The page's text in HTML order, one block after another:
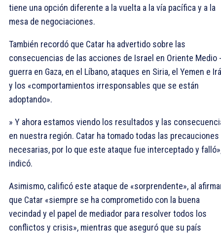
tiene una opción diferente a la vuelta a la vía pacífica y a la
mesa de negociaciones.
También recordó que Catar ha advertido sobre las
consecuencias de las acciones de Israel en Oriente Medio
guerra en Gaza, en el Líbano, ataques en Siria, el Yemen e
y los «comportamientos irresponsables que se están
adoptando».
» Y ahora estamos viendo los resultados y las
en nuestra región. Catar ha tomado todas las precauciones
necesarias, por lo que este ataque fue interceptado y
indicó.
Asimismo, calificó este ataque de «sorprendente», al
que Catar «siempre se ha comprometido con la buena
vecindad y el papel de mediador para resolver todos los
conflictos y crisis», mientras que aseguró que su país